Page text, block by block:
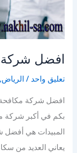
افضل شركة
تعليق واحد / الرياض,
بكم في أكبر شركة
المبيدات هي أفضل
يعاني العديد من